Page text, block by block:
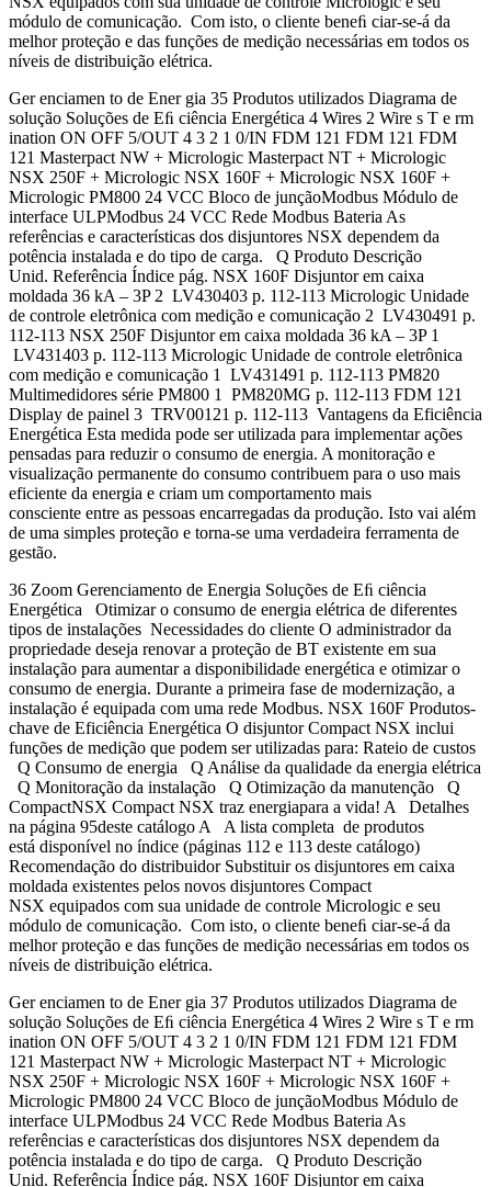
módulo de comunicação. Com isto, o cliente beneﬁ ciar-se-á da
melhor proteção e das funções de medição necessárias em todos os
níveis de distribuição elétrica.
Ger enciamen to de Ener gia 35 Produtos utilizados Diagrama de
solução Soluções de Eﬁ ciência Energética 4 Wires 2 Wire s T e rm
ination ON OFF 5/OUT 4 3 2 1 0/IN FDM 121 FDM 121 FDM
121 Masterpact NW + Micrologic Masterpact NT + Micrologic
NSX 250F + Micrologic NSX 160F + Micrologic NSX 160F +
Micrologic PM800 24 VCC Bloco de junçãoModbus Módulo de
interface ULPModbus 24 VCC Rede Modbus Bateria As
referências e características dos disjuntores NSX dependem da
potência instalada e do tipo de carga. Q Produto Descrição
Unid. Referência Índice pág. NSX 160F Disjuntor em caixa
moldada 36 kA – 3P 2 LV430403 p. 112-113 Micrologic Unidade
de controle eletrônica com medição e comunicação 2 LV430491 p.
112-113 NSX 250F Disjuntor em caixa moldada 36 kA – 3P 1
LV431403 p. 112-113 Micrologic Unidade de controle eletrônica
com medição e comunicação 1 LV431491 p. 112-113 PM820
Multimedidores série PM800 1 PM820MG p. 112-113 FDM 121
Display de painel 3 TRV00121 p. 112-113 Vantagens da Eficiência
Energética Esta medida pode ser utilizada para implementar ações
pensadas para reduzir o consumo de energia. A monitoração e
visualização permanente do consumo contribuem para o uso mais
eficiente da energia e criam um comportamento mais
consciente entre as pessoas encarregadas da produção. Isto vai além
de uma simples proteção e torna-se uma verdadeira ferramenta de
gestão.
36 Zoom Gerenciamento de Energia Soluções de Eﬁ ciência
Energética Otimizar o consumo de energia elétrica de diferentes
tipos de instalações Necessidades do cliente O administrador da
propriedade deseja renovar a proteção de BT existente em sua
instalação para aumentar a disponibilidade energética e otimizar o
consumo de energia. Durante a primeira fase de modernização, a
instalação é equipada com uma rede Modbus. NSX 160F Produtos-
chave de Eficiência Energética O disjuntor Compact NSX inclui
funções de medição que podem ser utilizadas para: Rateio de custos
Q Consumo de energia Q Análise da qualidade da energia elétrica
Q Monitoração da instalação Q Otimização da manutenção Q
CompactNSX Compact NSX traz energiapara a vida! A Detalhes
na página 95deste catálogo A A lista completa de produtos
está disponível no índice (páginas 112 e 113 deste catálogo)
Recomendação do distribuidor Substituir os disjuntores em caixa
moldada existentes pelos novos disjuntores Compact
NSX equipados com sua unidade de controle Micrologic e seu
módulo de comunicação. Com isto, o cliente beneﬁ ciar-se-á da
melhor proteção e das funções de medição necessárias em todos os
níveis de distribuição elétrica.
Ger enciamen to de Ener gia 37 Produtos utilizados Diagrama de
solução Soluções de Eﬁ ciência Energética 4 Wires 2 Wire s T e rm
ination ON OFF 5/OUT 4 3 2 1 0/IN FDM 121 FDM 121 FDM
121 Masterpact NW + Micrologic Masterpact NT + Micrologic
NSX 250F + Micrologic NSX 160F + Micrologic NSX 160F +
Micrologic PM800 24 VCC Bloco de junçãoModbus Módulo de
interface ULPModbus 24 VCC Rede Modbus Bateria As
referências e características dos disjuntores NSX dependem da
potência instalada e do tipo de carga. Q Produto Descrição
Unid. Referência Índice pág. NSX 160F Disjuntor em caixa